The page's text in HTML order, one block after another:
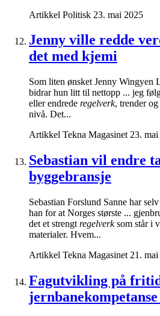
Artikkel Politisk 23. mai 2025
Jenny ville redde
det med kjemi
Som liten ønsket Jenny Wingyen
bidrar hun litt til nettopp ... jeg
eller endrede regelverk, trender
nivå. Det...
Artikkel Tekna Magasinet 23.
Sebastian vil endre
byggebransje
Sebastian Forslund Sanne har
han for at Norges største ...
det et strengt regelverksom står i
materialer. Hvem...
Artikkel Tekna Magasinet 21.
Fagutvikling på